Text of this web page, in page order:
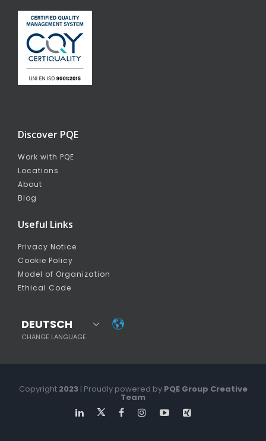
Discover PQE
Work with PQE
Locations
About
Blog
Useful Links
Privacy Notice
Cookie Policy
Model of Organization
Ethical Code
DEUTSCH
CHANGE LANGUAGE
Copyright 2023 | Proudly powered by PQE Group Creative
Team